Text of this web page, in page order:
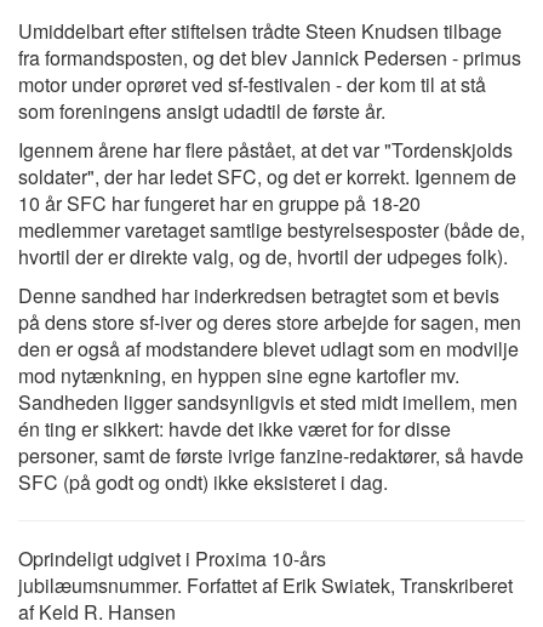
Umiddelbart efter stiftelsen trådte Steen Knudsen tilbage
fra formandsposten, og det blev Jannick Pedersen - primus
motor under oprøret ved sf-festivalen - der kom til at stå
som foreningens ansigt udadtil de første år.
Igennem årene har flere påstået, at det var "Tordenskjolds
soldater", der har ledet SFC, og det er korrekt. Igennem de
10 år SFC har fungeret har en gruppe på 18-20
medlemmer varetaget samtlige bestyrelsesposter (både de,
hvortil der er direkte valg, og de, hvortil der udpeges folk).
Denne sandhed har inderkredsen betragtet som et bevis
på dens store sf-iver og deres store arbejde for sagen, men
den er også af modstandere blevet udlagt som en modvilje
mod nytænkning, en hyppen sine egne kartofler mv.
Sandheden ligger sandsynligvis et sted midt imellem, men
én ting er sikkert: havde det ikke været for for disse
personer, samt de første ivrige fanzine-redaktører, så havde
SFC (på godt og ondt) ikke eksisteret i dag.
Oprindeligt udgivet i Proxima 10-års
jubilæumsnummer. Forfattet af Erik Swiatek, Transkriberet
af Keld R. Hansen